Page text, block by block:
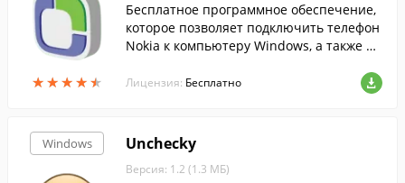
★★★★★
★★★★★
Бесплатное программное обеспечение,
которое позволяет подключить телефон
Nokia к компьютеру Windows, а также пе
Лицензия: Бесплатно
Windows Unchecky
Версия: 1.2 (1.3 МБ)